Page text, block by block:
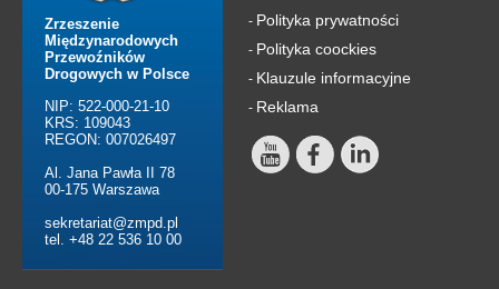
Zrzeszenie
Międzynarodowych
Przewoźników
Drogowych w Polsce
NIP: 522-000-21-10
KRS: 109043
REGON: 007026497
Al. Jana Pawła II 78
00-175 Warszawa
sekretariat@zmpd.pl
tel. +48 22 536 10 00
- Polityka prywatności
- Polityka coockies
- Klauzule informacyjne
- Reklama